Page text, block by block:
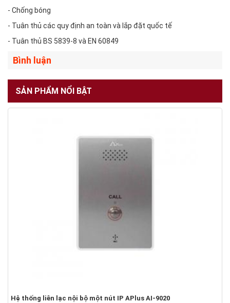
- Chống bóng
- Tuân thủ các quy định an toàn và lắp đặt quốc tế
- Tuân thủ BS 5839‑8 và EN 60849
Bình luận
SẢN PHẨM NỔI BẬT
Hệ thống liên lạc nội bộ một nút IP APlus AI-9020